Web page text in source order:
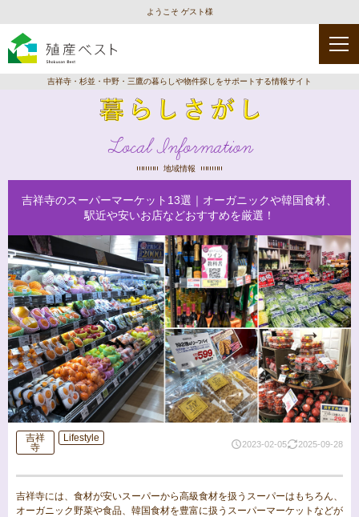
ようこそ ゲスト様
吉祥寺・杉並・中野・三鷹の暮らしや物件探しをサポートする情報サイト
Local Information
地域情報
吉祥寺のスーパーマーケット13選｜オーガニックや韓国食材、
駅近や安いお店などおすすめを厳選！
吉祥
寺
Lifestyle
2023-02-05 2025-09-28
吉祥寺には、食材が安いスーパーから高級食材を扱うスーパーはもちろん、
オーガニック野菜や食品、韓国食材を豊富に扱うスーパーマーケットなどが